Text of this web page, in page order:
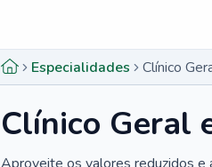
Especialidades Clínico
Clínico Geral